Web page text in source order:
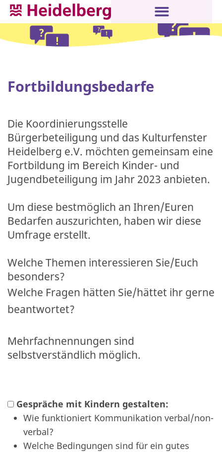
Fortbildungsbedarfe
Die Koordinierungsstelle
Bürgerbeteiligung und das Kulturfenster
Heidelberg e.V. möchten gemeinsam eine
Fortbildung im Bereich Kinder- und
Jugendbeteiligung im Jahr 2023 anbieten.
Um diese bestmöglich an Ihren/Euren
Bedarfen auszurichten, haben wir diese
Umfrage erstellt.
Welche Themen interessieren Sie/Euch
besonders?
Welche Fragen hätten Sie/hättet ihr gerne
beantwortet?
Mehrfachnennungen sind
selbstverständlich möglich.
Gespräche mit Kindern gestalten:
Wie funktioniert Kommunikation verbal/non-
verbal?
Welche Bedingungen sind für ein gutes